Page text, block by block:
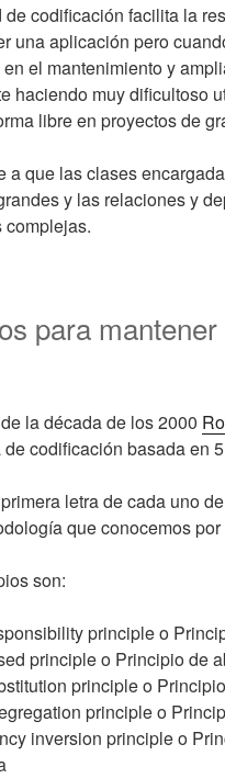
de codificación facilita la
una aplicación pero
el mantenimiento y
haciendo muy dificultoso
libre en proyectos de
a que las clases
y las relaciones y
complejas.
para
la década de los 2000
codificación basada en
letra de cada uno
que conocemos por
son:
principle o
principle o Principio de
principle o
principle o
inversion principle o